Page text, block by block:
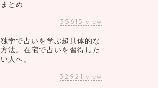
まとめ
35615 view
独学で占いを学ぶ超具体的な
方法。在宅で占いを習得した
い人へ。
32921 view